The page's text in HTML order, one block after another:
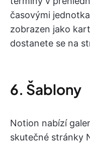
časovými
zobrazen jako
dostanete se na
6. Šablony
Notion nabízí
skutečné stránky